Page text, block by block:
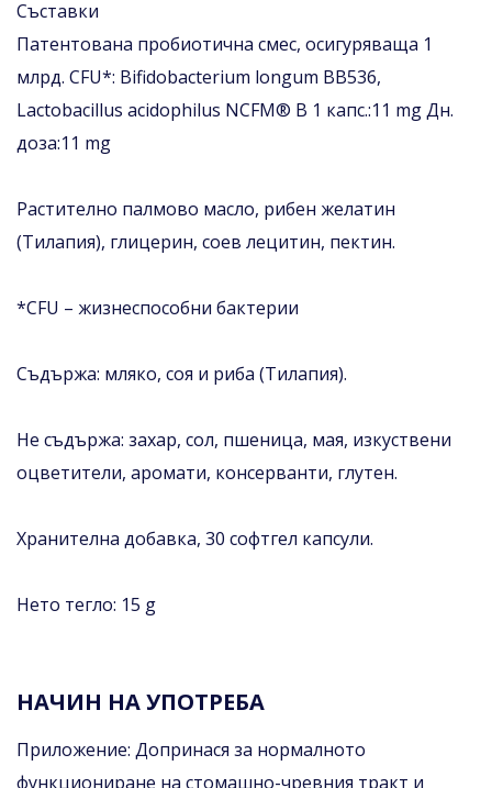
Съставки
Патентована пробиотична смес, осигуряваща 1
млрд. CFU*: Bifidobacterium longum BB536,
Lactobacillus acidophilus NCFM® В 1 капс.:11 mg Дн.
доза:11 mg
Растително палмово масло, рибен желатин
(Тилапия), глицерин, соев лецитин, пектин.
*CFU – жизнеспособни бактерии
Съдържа: мляко, соя и риба (Тилапия).
Не съдържа: захар, сол, пшеница, мая, изкуствени
оцветители, аромати, консерванти, глутен.
Хранителна добавка, 30 софтгел капсули.
Нето тегло: 15 g
НАЧИН НА УПОТРЕБА
Приложение: Допринася за нормалното
функциониране на стомашно-чревния тракт и